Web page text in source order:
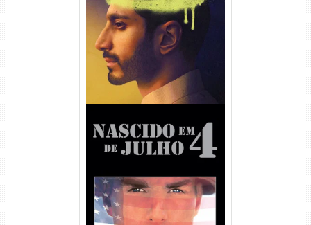
DL 1080p Dual Áudio
Nascido em 4 de Julho
Torrent (1989) WEB-DL 1080p
Dual Áudio